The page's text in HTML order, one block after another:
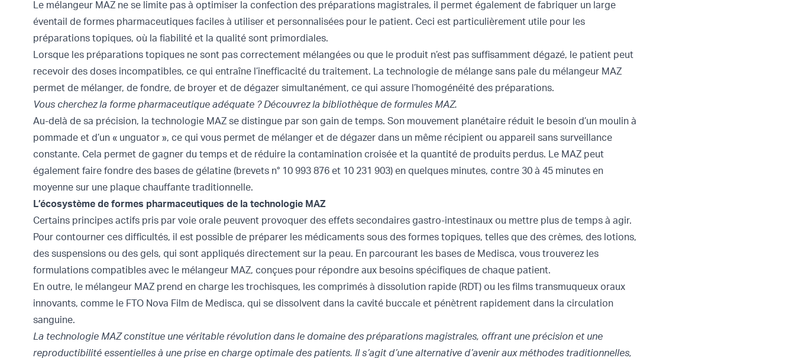
Le mélangeur MAZ ne se limite pas à optimiser la confection des préparations magistrales, il permet également de fabriquer un large
éventail de formes pharmaceutiques faciles à utiliser et personnalisées pour le patient. Ceci est particulièrement utile pour les
préparations topiques, où la fiabilité et la qualité sont primordiales.
Lorsque les préparations topiques ne sont pas correctement mélangées ou que le produit n’est pas suffisamment dégazé, le patient peut
recevoir des doses incompatibles, ce qui entraîne l’inefficacité du traitement. La technologie de mélange sans pale du mélangeur MAZ
permet de mélanger, de fondre, de broyer et de dégazer simultanément, ce qui assure l’homogénéité des préparations.
Vous cherchez la forme pharmaceutique adéquate ? Découvrez la bibliothèque de formules MAZ.
Au-delà de sa précision, la technologie MAZ se distingue par son gain de temps. Son mouvement planétaire réduit le besoin d’un moulin à
pommade et d’un « unguator », ce qui vous permet de mélanger et de dégazer dans un même récipient ou appareil sans surveillance
constante. Cela permet de gagner du temps et de réduire la contamination croisée et la quantité de produits perdus. Le MAZ peut
également faire fondre des bases de gélatine (brevets n° 10 993 876 et 10 231 903) en quelques minutes, contre 30 à 45 minutes en
moyenne sur une plaque chauffante traditionnelle.
L’écosystème de formes pharmaceutiques de la technologie MAZ
Certains principes actifs pris par voie orale peuvent provoquer des effets secondaires gastro-intestinaux ou mettre plus de temps à agir.
Pour contourner ces difficultés, il est possible de préparer les médicaments sous des formes topiques, telles que des crèmes, des lotions,
des suspensions ou des gels, qui sont appliqués directement sur la peau. En parcourant les bases de Medisca, vous trouverez les
formulations compatibles avec le mélangeur MAZ, conçues pour répondre aux besoins spécifiques de chaque patient.
En outre, le mélangeur MAZ prend en charge les trochisques, les comprimés à dissolution rapide (RDT) ou les films transmuqueux oraux
innovants, comme le FTO Nova Film de Medisca, qui se dissolvent dans la cavité buccale et pénètrent rapidement dans la circulation
sanguine.
La technologie MAZ constitue une véritable révolution dans le domaine des préparations magistrales, offrant une précision et une
reproductibilité essentielles à une prise en charge optimale des patients. Il s’agit d’une alternative d’avenir aux méthodes traditionnelles,